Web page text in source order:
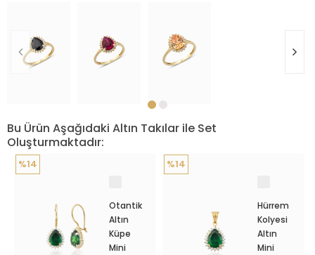
Bu Ürün Aşağıdaki Altın Takılar ile Set
Oluşturmaktadır:
Otantik
Altın
Küpe
Mini
%14
Hürrem
Kolyesi
Altın
Mini
%14